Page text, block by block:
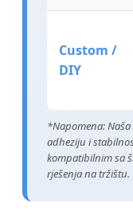
Custom /
DIY
*Napomena:
adheziju i
kompatibilnim sa
rješenja na tržištu.